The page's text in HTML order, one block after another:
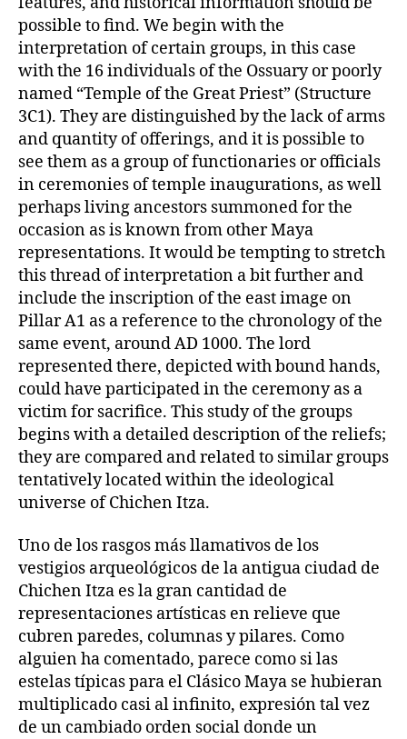
possible to find. We begin with the
interpretation of certain groups, in this case
with the 16 individuals of the Ossuary or poorly
named “Temple of the Great Priest” (Structure
3C1). They are distinguished by the lack of arms
and quantity of offerings, and it is possible to
see them as a group of functionaries or officials
in ceremonies of temple inaugurations, as well
perhaps living ancestors summoned for the
occasion as is known from other Maya
representations. It would be tempting to stretch
this thread of interpretation a bit further and
include the inscription of the east image on
Pillar A1 as a reference to the chronology of the
same event, around AD 1000. The lord
represented there, depicted with bound hands,
could have participated in the ceremony as a
victim for sacrifice. This study of the groups
begins with a detailed description of the reliefs;
they are compared and related to similar groups
tentatively located within the ideological
universe of Chichen Itza.
Uno de los rasgos más llamativos de los
vestigios arqueológicos de la antigua ciudad de
Chichen Itza es la gran cantidad de
representaciones artísticas en relieve que
cubren paredes, columnas y pilares. Como
alguien ha comentado, parece como si las
estelas típicas para el Clásico Maya se hubieran
multiplicado casi al infinito, expresión tal vez
de un cambiado orden social donde un